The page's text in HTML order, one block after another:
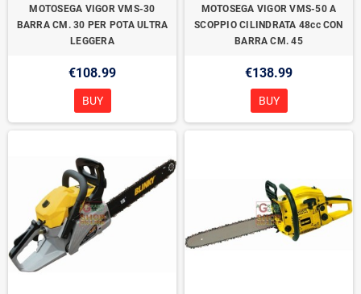
MOTOSEGA VIGOR VMS-30
BARRA CM. 30 PER POTA ULTRA
LEGGERA
€108.99
BUY
MOTOSEGA VIGOR VMS-50 A
SCOPPIO CILINDRATA 48cc CON
BARRA CM. 45
€138.99
BUY